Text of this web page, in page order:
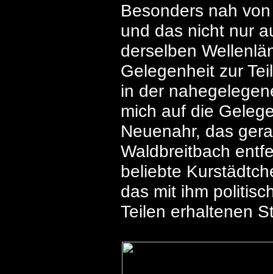
Besonders nah
und das nicht nur
derselben
Gelegenheit zur
in der
mich auf die
Neuenahr, das
Waldbreitbach
beliebte
das mit ihm
Teilen erhaltenen